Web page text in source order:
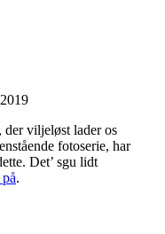
, der viljeløst lader os
fotoserie, har
Det’ sgu lidt
.